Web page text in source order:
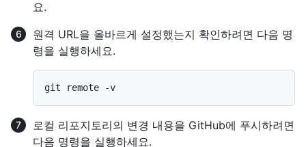
요.
원격 URL을 올바르게 설정했는지 확인하려면 다음 명
령을 실행하세요.
로컬 리포지토리의 변경 내용을 GitHub에 푸시하려면
다음 명령을 실행하세요.